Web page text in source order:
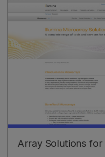
Array Solutions for